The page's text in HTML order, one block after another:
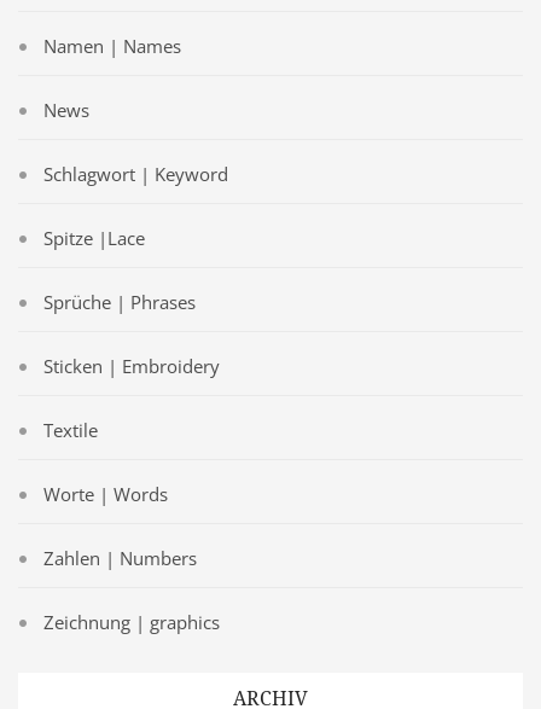
Namen | Names
News
Schlagwort | Keyword
Spitze |Lace
Sprüche | Phrases
Sticken | Embroidery
Textile
Worte | Words
Zahlen | Numbers
Zeichnung | graphics
ARCHIV